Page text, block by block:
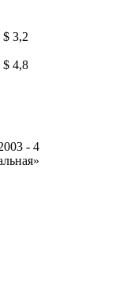
3,2
4,8
- 4